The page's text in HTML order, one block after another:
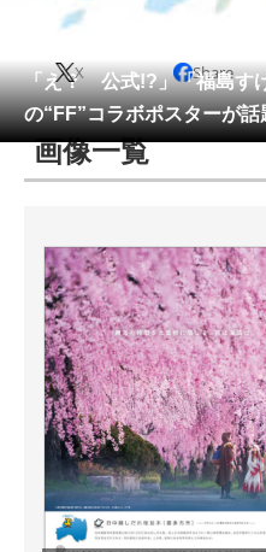
会員記事
メディア
注目記事を集めた総合ページ
スマホと通信の最新トレンド
進化するPCとデバイスの未来
好きが集まる 比べて選べる
ビジネスと働き方のヒント
AI活用のいまが分かる
企業ITのトレンドを詳説
「え？ 公式!?」「福島す
の“FF”コラボポスターが
X Share
画像一覧